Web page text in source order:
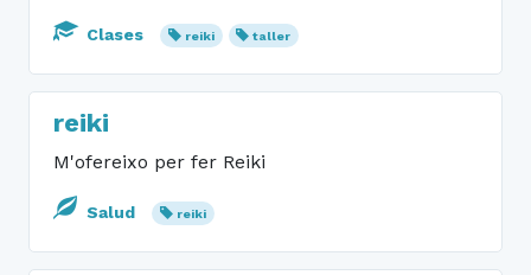
Clases reiki taller
reiki
M'ofereixo per fer Reiki
Salud reiki